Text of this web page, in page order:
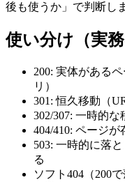
後も使うか」で判断し
使い分け（実務
200: 実体がある
リ）
301: 恒久移動（
302/307: 一時的な
404/410: ページ
503: 一時的に落
る
ソフト404（200